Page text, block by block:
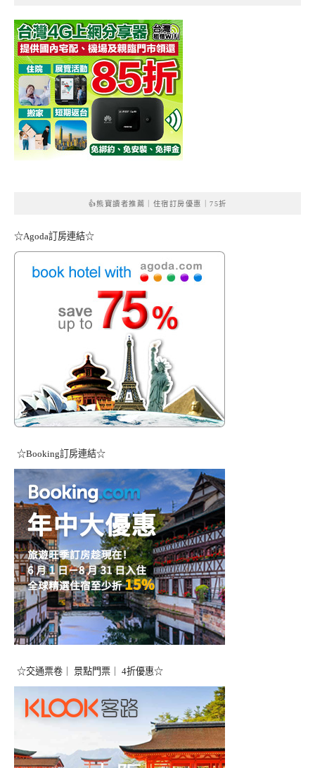
👍熊寶讀者推薦｜住宿訂房優惠｜75折
☆Agoda訂房連結☆
☆Booking訂房連結☆
☆交通票卷｜ 景點門票｜ 4折優惠☆